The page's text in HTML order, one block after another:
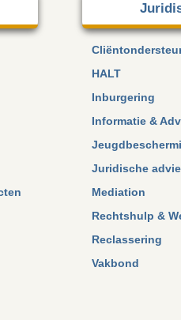
HALT
Inburgering
Informatie &
Juridische
Mediation
Rechtshulp &
Reclassering
Vakbond